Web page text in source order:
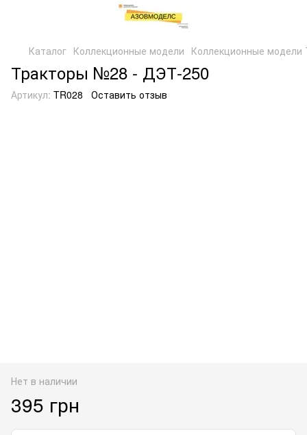
Каталог Коллекционные модели Коллекционные
Тракторы №28 - ДЭТ-250
Артикул: TR028 Оставить отзыв
Нет в наличии
395 грн